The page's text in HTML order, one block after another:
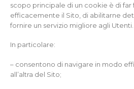
scopo principale di un cookie è di far
efficacemente il Sito, di abilitarne
fornire un servizio migliore agli Utenti.
In particolare:
– consentono di navigare in modo
all’altra del Sito;